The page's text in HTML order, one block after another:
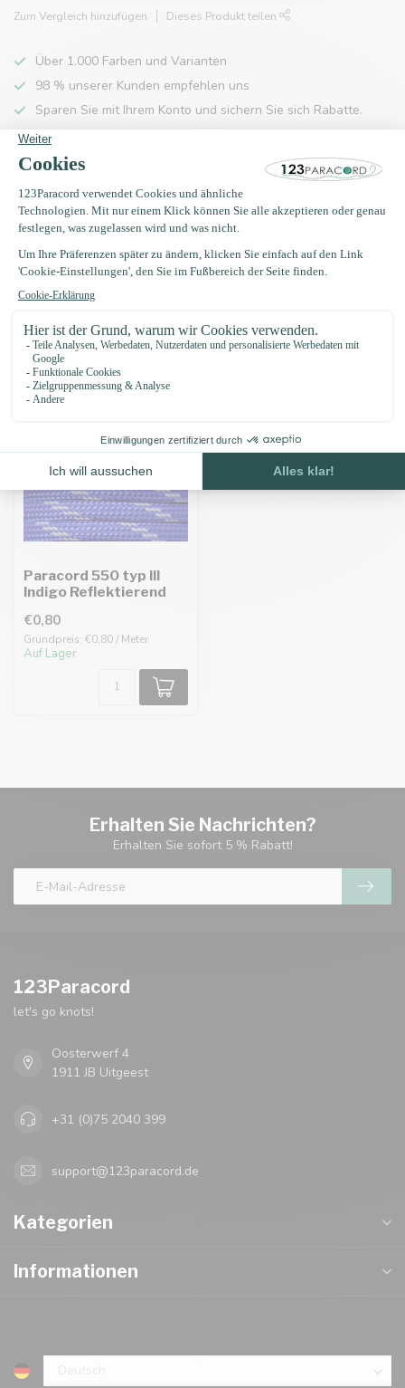
Zum Vergleich hinzufügen Dieses Produkt teilen
Über 1.000 Farben und Varianten
98 % unserer Kunden empfehlen uns
Sparen Sie mit Ihrem Konto und sichern Sie sich Rabatte.
Kostenlose Lieferung nach Hause ab 150 €
Produktbeschreibung
Zuletzt angesehen
Paracord 550 typ III
Indigo Reflektierend
€0,80
Grundpreis: €0,80 / Meter
Auf Lager
Erhalten Sie Nachrichten?
Erhalten Sie sofort 5 % Rabatt!
123Paracord
let's go knots!
Oosterwerf 4
1911 JB Uitgeest
+31 (0)75 2040 399
support@123paracord.de
Kategorien
Informationen